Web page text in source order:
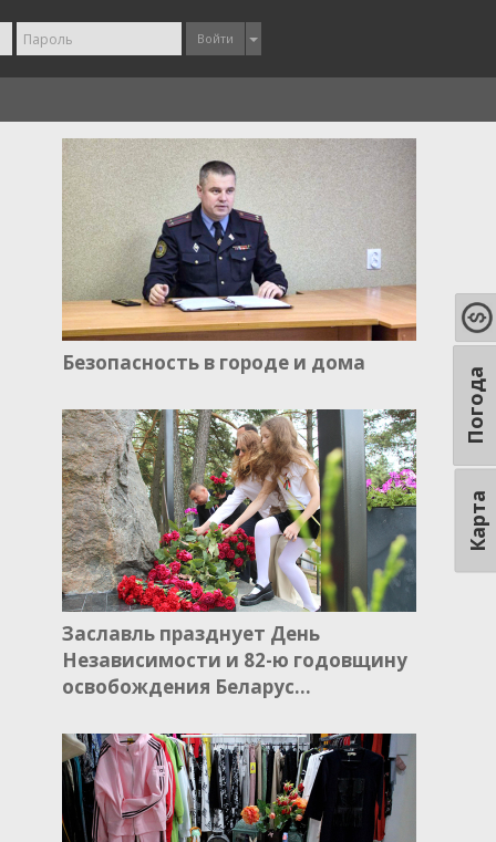
Войти
Безопасность в городе и дома
Заславль празднует День
Независимости и 82-ю годовщину
освобождения Беларус…
Карта
Погода